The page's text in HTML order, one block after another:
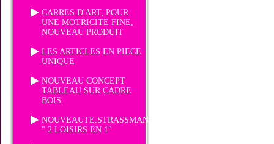
CARRES D'ART, POUR
UNE MOTRICITE FINE,
NOUVEAU PRODUIT
LES ARTICLES EN PIECE
UNIQUE
NOUVEAU CONCEPT
TABLEAU SUR CADRE
BOIS
NOUVEAUTE.STRASSMANIA
" 2 LOISIRS EN 1"